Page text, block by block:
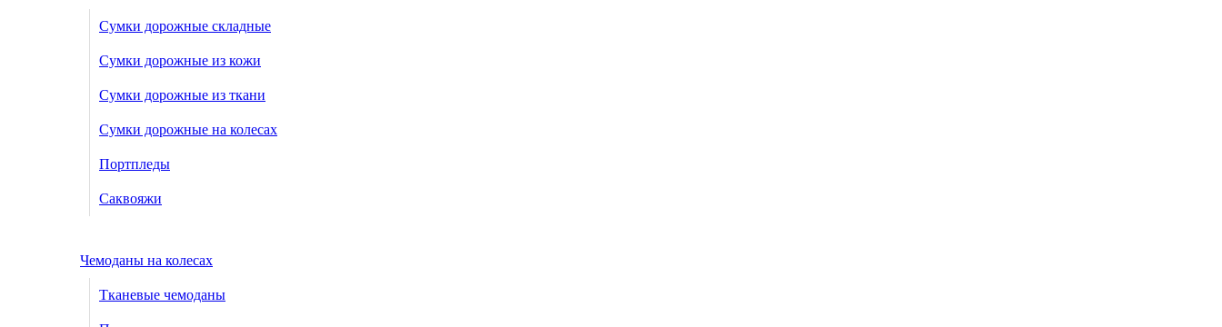
Сумки дорожные складные
Сумки дорожные из кожи
Сумки дорожные из ткани
Сумки дорожные на колесах
Портпледы
Саквояжи
Чемоданы на колесах
Тканевые чемоданы